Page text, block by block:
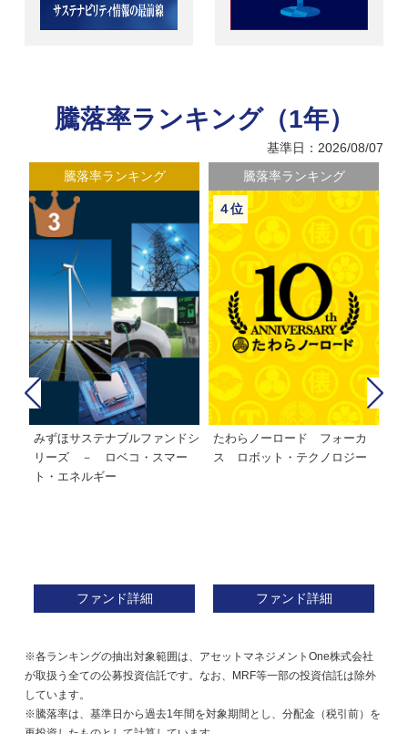
騰落率ランキング（1年）
基準日：2026/08/07
騰落率ランキング
みずほサステナブルファンドシ
リーズ － ロベコ・スマー
ト・エネルギー
ファンド詳細
騰落率ランキング
４位
たわらノーロード フォーカ
ス ロボット・テクノロジー
ファンド詳細
※各ランキングの抽出対象範囲は、アセットマネジメントOne株式会社
が取扱う全ての公募投資信託です。なお、MRF等一部の投資信託は除外
しています。
※騰落率は、基準日から過去1年間を対象期間とし、分配金（税引前）を